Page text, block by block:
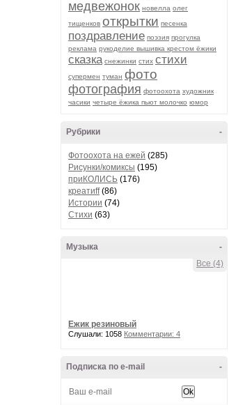
медвежонок новелла олег
тищенков открытки песенка
поздравление поэзия прогулка
реклама рукоделие вышивка крестом ёжики
сказка снежинки стих стихи
супермен туман фото
фотография фотоохота художник
часики четыре ёжика пьют молочко юмор
-
Рубрики
Фотоохота на ежей (285)
Рисунки/комиксы (195)
приКОЛИСЬ (176)
креатиff(86)
Истории (74)
Стихи (63)
-
Музыка
Все (4)
Ежик резиновый
Слушали: 1058 Комментарии: 4
-
Подписка по e-mail